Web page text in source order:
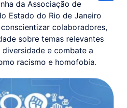
da Associação de
Estado do Rio de Janeiro
conscientizar colaboradores,
sobre temas relevantes
e combate a
racismo e homofobia.